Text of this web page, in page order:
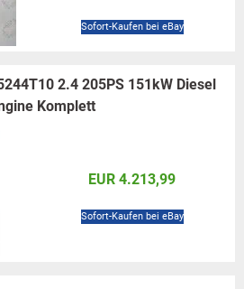
Sofort-Kaufen bei eBay
2.4 205PS 151kW Diesel
Komplett
EUR 4.213,99
Sofort-Kaufen bei eBay